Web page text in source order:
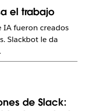
el trabajo
IA fueron creados
Slackbot le da
de Slack: